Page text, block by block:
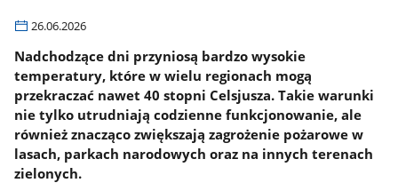
26.06.2026
Nadchodzące dni przyniosą bardzo wysokie
temperatury, które w wielu regionach mogą
przekraczać nawet 40 stopni Celsjusza. Takie warunki
nie tylko utrudniają codzienne funkcjonowanie, ale
również znacząco zwiększają zagrożenie pożarowe w
lasach, parkach narodowych oraz na innych terenach
zielonych.